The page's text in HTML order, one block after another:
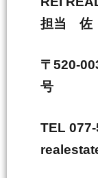
担当
〒520-
号
TEL